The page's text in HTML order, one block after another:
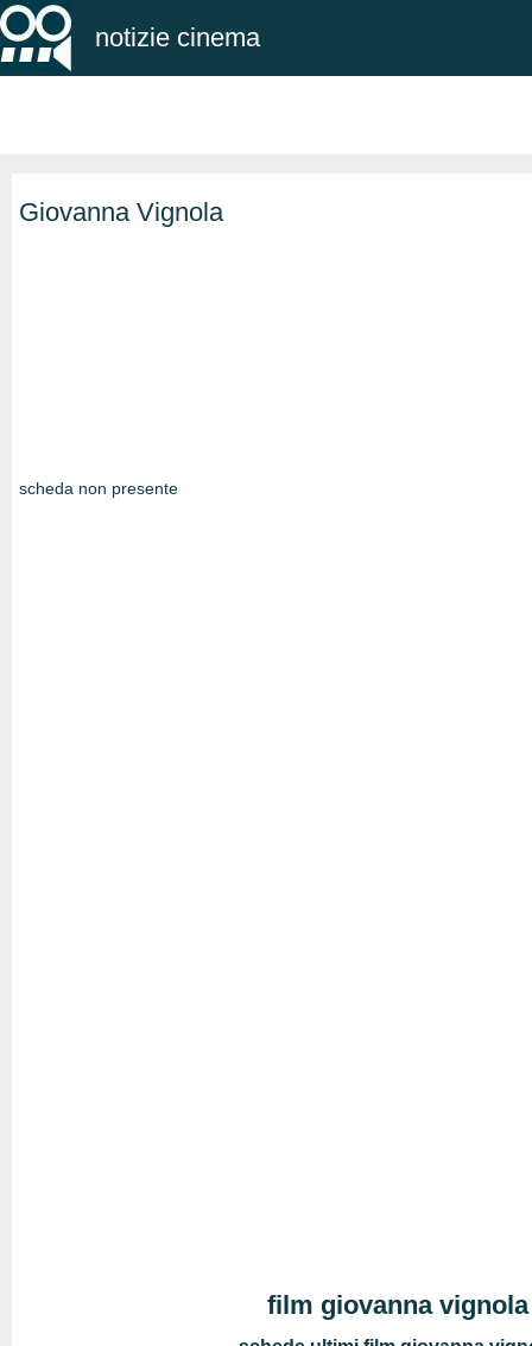
notizie cinema
Giovanna Vignola
scheda non presente
film giovanna vignola